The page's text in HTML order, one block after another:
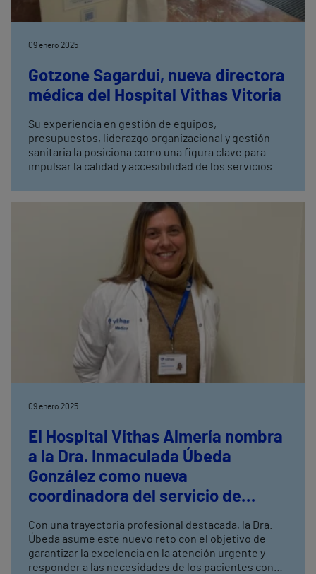
09 enero 2025
Gotzone Sagardui, nueva directora
médica del Hospital Vithas Vitoria
Su experiencia en gestión de equipos,
presupuestos, liderazgo organizacional y gestión
sanitaria la posiciona como una figura clave para
impulsar la calidad y accesibilidad de los servicios
09 enero 2025
El Hospital Vithas Almería nombra
a la Dra. Inmaculada Úbeda
González como nueva
coordinadora del servicio de
Urgencias
Con una trayectoria profesional destacada, la Dra.
Úbeda asume este nuevo reto con el objetivo de
garantizar la excelencia en la atención urgente y
responder a las necesidades de los pacientes con